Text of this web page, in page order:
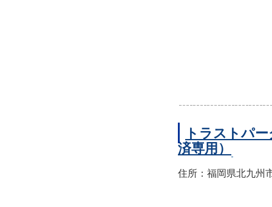
トラストパ
済専用）
住所：福岡県北九州